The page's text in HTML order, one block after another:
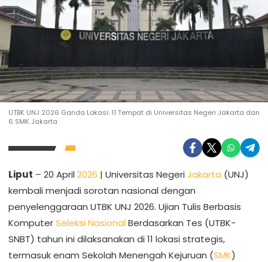
UTBK UNJ 2026 Ganda Lokasi: 11 Tempat di Universitas Negeri Jakarta dan
6 SMK Jakarta
Liput – 20 April 2026 | Universitas Negeri Jakarta (UNJ)
kembali menjadi sorotan nasional dengan
penyelenggaraan UTBK UNJ 2026. Ujian Tulis Berbasis
KomputerSeleksi NasionalBerdasarkan Tes (UTBK-
SNBT) tahun ini dilaksanakan di 11 lokasi strategis,
termasuk enam Sekolah Menengah Kejuruan (SMK)